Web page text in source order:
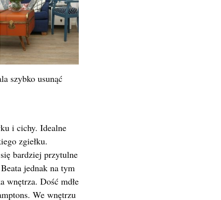
szybko usunąć
i cichy. Idealne
zgiełku.
bardziej przytulne
jednak na tym
wnętrza. Dość mdłe
We wnętrzu